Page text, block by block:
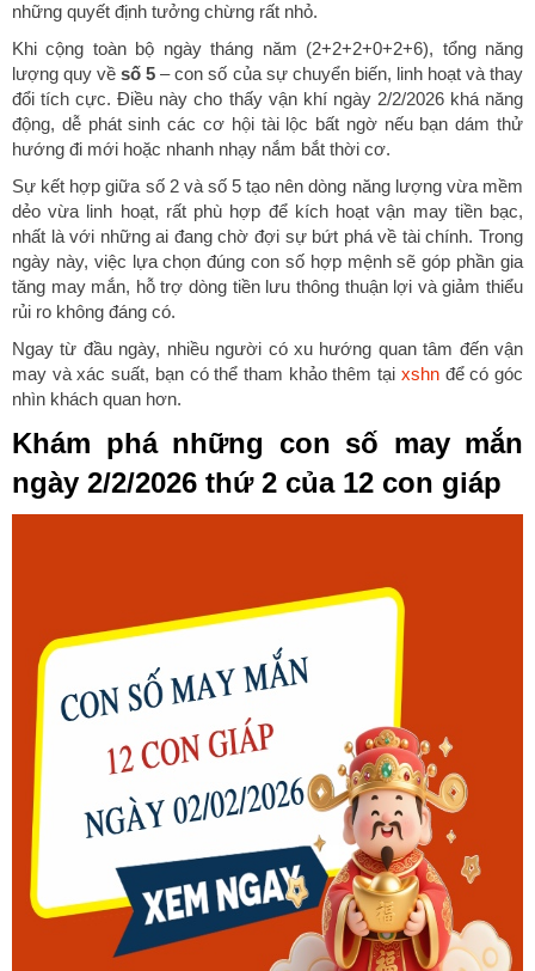
những quyết định tưởng chừng rất nhỏ.
Khi cộng toàn bộ ngày tháng năm (2+2+2+0+2+6), tổng năng
lượng quy vềsố 5 – con số của sự chuyển biến, linh hoạt và thay
đổi tích cực. Điều này cho thấy vận khí ngày 2/2/2026 khá năng
động, dễ phát sinh các cơ hội tài lộc bất ngờ nếu bạn dám thử
hướng đi mới hoặc nhanh nhạy nắm bắt thời cơ.
Sự kết hợp giữa số 2 và số 5 tạo nên dòng năng lượng vừa mềm
dẻo vừa linh hoạt, rất phù hợp để kích hoạt vận may tiền bạc,
nhất là với những ai đang chờ đợi sự bứt phá về tài chính. Trong
ngày này, việc lựa chọn đúng con số hợp mệnh sẽ góp phần gia
tăng may mắn, hỗ trợ dòng tiền lưu thông thuận lợi và giảm thiểu
rủi ro không đáng có.
Ngay từ đầu ngày, nhiều người có xu hướng quan tâm đến vận
may và xác suất, bạn có thể tham khảo thêm tại xshnđể có góc
nhìn khách quan hơn.
Khám phá những con số may mắn
ngày 2/2/2026 thứ 2 của 12 con giáp